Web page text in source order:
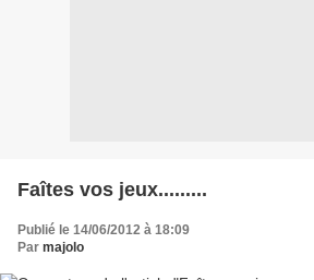
Faîtes vos jeux.........
Publié le 14/06/2012 à 18:09
Par majolo